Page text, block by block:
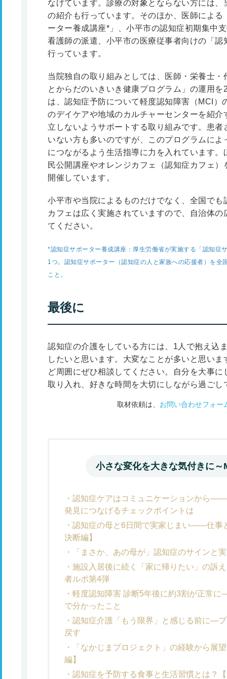
なげています。診療の対象とならない方には
の紹介も行っています。そのほか、医師によ
ーター養成講座*」、小平市の認知症初期集中
看護師の派遣、小平市の医療従事者向けの「
行っています。
当院独自の取り組みとしては、医師・栄養士
とからだのいきいき健康プログラム」の運用
は、認知症予防について軽度認知障害（MCI）
のデイケアや地域のカルチャーセンターを紹
立しないようサポートする取り組みです。患
いない方も多いのですが、このプログラムに
につながるよう生活指導に力を入れています
民公開講座やオレンジカフェ（認知症カフェ
開催しています。
小平市や当院によるものだけでなく、全国で
カフェは広く実施されていますので、自治体
てください。
*認知症サポーター養成講座：厚生労働省が実施する「認知症
1つ。認知症サポーター（認知症の人と家族への応援者）を全
こと。
最後に
認知症の介護をしている方には、1人で抱え込
したいと思います。大変なことが多いと思い
ど周囲にぜひ相談してください。自分を大事
取り入れ、好きな時間を大切にしながら過ご
取材依頼は、 お問い合わせフォー
小さな変化を大きな気付きに～
認知症ケアはコミュニケーションから
発見につなげるチェックポイントは
認知症の母と6日間で実家じまい――仕事
決断編】
「まさか、あの母が」認知症のサインと
施設入居後に続く「家に帰りたい」の訴
者ルポ第4弾
軽度認知障害 診断5年後に約3割が正常
で分かったこと
認知症介護「もう限界」と感じる前に―
戻す
「なかじまプロジェクト」の経験から展
編】
認知症を予防する食事と生活習慣とは？